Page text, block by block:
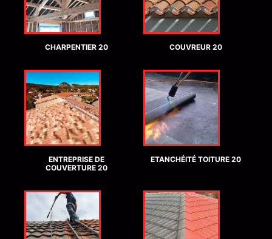
CHARPENTIER 20 COUVREUR 20
ENTREPRISE DE
COUVERTURE 20
ETANCHÉITÉ TOITURE 20